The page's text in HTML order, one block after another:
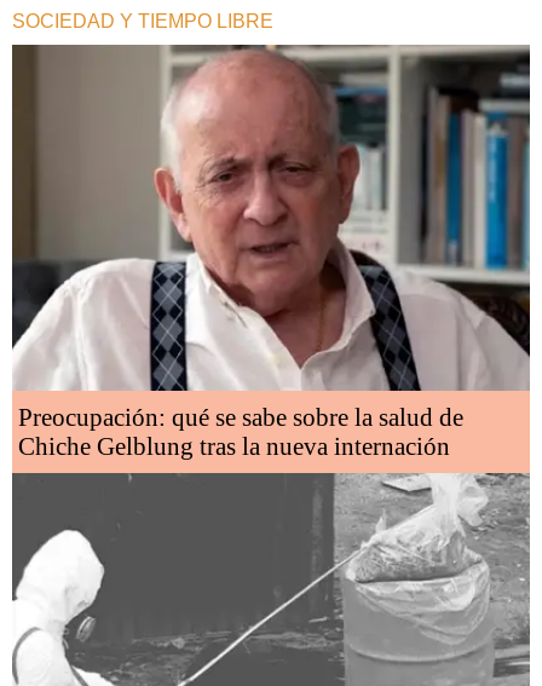
SOCIEDAD Y TIEMPO LIBRE
Preocupación: qué se sabe sobre la salud de
Chiche Gelblung tras la nueva internación